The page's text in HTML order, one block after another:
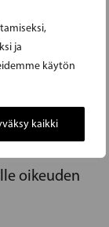
ja
käytön
kaikki
lapsen
oikeuden